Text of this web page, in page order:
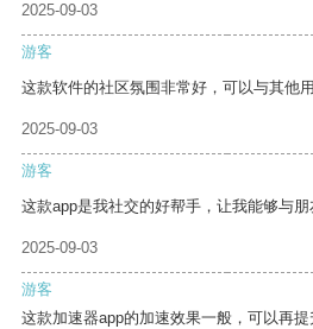
2025-09-03
游客
这款软件的社区氛围非常好，可以与其他
2025-09-03
游客
这款app是我社交的好帮手，让我能够与朋
2025-09-03
游客
这款加速器app的加速效果一般，可以再